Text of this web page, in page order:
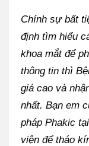
Chính sự bất
định tìm hiểu
khoa mắt để
thông tin thì
giá cao và
nhất. Bạn em
pháp Phakic
viện để tháo